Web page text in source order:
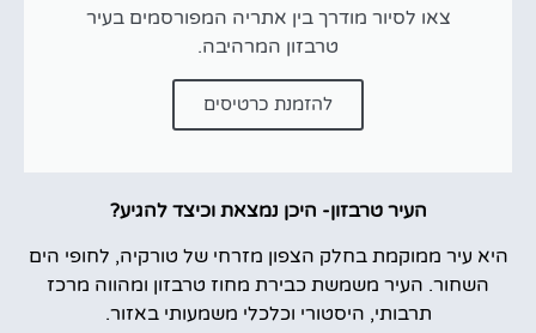
צאו לסיור מודרך בין אתריה המפורסמים בעיר
טרבזון המרהיבה.
להזמנת כרטיסים
העיר טרבזון- היכן נמצאת וכיצד להגיע?
היא עיר ממוקמת בחלק הצפון מזרחי של טורקיה, לחופי הים
השחור. העיר משמשת כבירת מחוז טרבזון ומהווה מרכז
תרבותי, היסטורי וכלכלי משמעותי באזור.